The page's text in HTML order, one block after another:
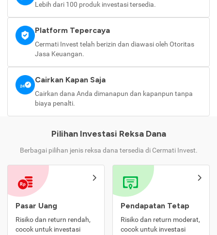
Lebih dari 100 produk investasi tersedia.
Platform Tepercaya
Cermati Invest telah berizin dan diawasi oleh Otoritas
Jasa Keuangan.
Cairkan Kapan Saja
Cairkan dana Anda dimanapun dan kapanpun tanpa
biaya penalti.
Pilihan Investasi Reksa Dana
Berbagai pilihan jenis reksa dana tersedia di Cermati Invest.
Pasar Uang
Risiko dan return rendah,
cocok untuk investasi
Pendapatan Tetap
Risiko dan return moderat,
cocok untuk investasi